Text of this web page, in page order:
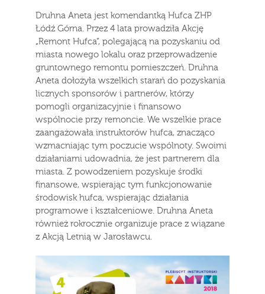
Druhna Aneta jest komendantką Hufca ZHP
Łódź Górna. Przez 4 lata prowadziła Akcję
„Remont Hufca”, polegającą na pozyskaniu od
miasta nowego lokalu oraz przeprowadzenie
gruntownego remontu pomieszczeń. Druhna
Aneta dołożyła wszelkich starań do pozyskania
licznych sponsorów i partnerów, którzy
pomogli organizacyjnie i finansowo
wspólnocie przy remoncie. We wszelkie prace
zaangażowała instruktorów hufca, znacząco
wzmacniając tym poczucie wspólnoty. Swoimi
działaniami udowadnia, że jest partnerem dla
miasta. Z powodzeniem pozyskuje środki
finansowe, wspierając tym funkcjonowanie
środowisk hufca, wspierając działania
programowe i kształceniowe. Druhna Aneta
również rokrocznie organizuje prace z wiązane
z Akcją Letnią w Jarosławcu.